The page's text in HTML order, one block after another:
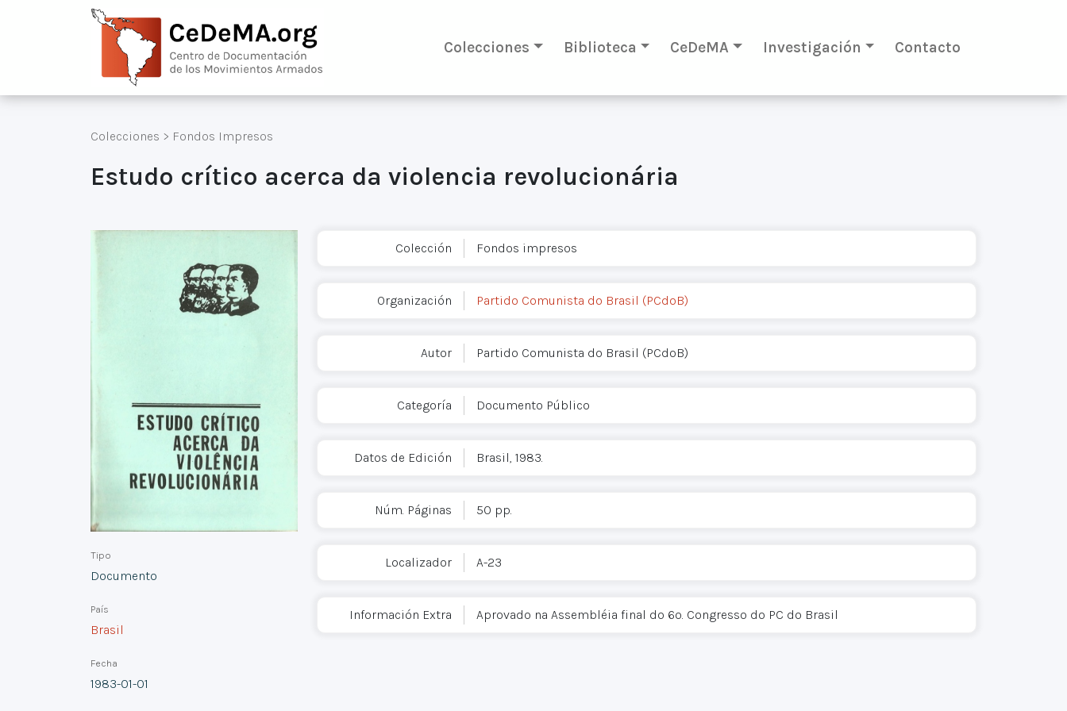
Colecciones Biblioteca CeDeMA Investigación Contacto
Colecciones > Fondos Impresos
Estudo crítico acerca da violencia revolucionária
Tipo
Documento
País
Brasil
Fecha
1983-01-01
Colección Fondos impresos
Organización Partido Comunista do Brasil (PCdoB)
Autor Partido Comunista do Brasil (PCdoB)
Categoría Documento Público
Datos de Edición Brasil, 1983.
Núm. Páginas 50 pp.
Localizador A-23
Información Extra Aprovado na Assembléia final do 6o. Congresso do PC do Brasil